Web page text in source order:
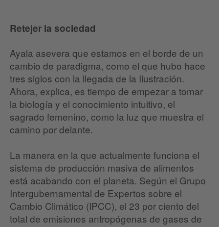
Retejer la sociedad
Ayala asevera que estamos en el borde de un
cambio de paradigma, como el que hubo hace
tres siglos con la llegada de la Ilustración.
Ahora, explica, es tiempo de empezar a tomar
la biología y el conocimiento intuitivo, el
sagrado femenino, como la luz que muestra el
camino por delante.
La manera en la que actualmente funciona el
sistema de producción masiva de alimentos
está acabando con el planeta. Según el Grupo
Intergubernamental de Expertos sobre el
Cambio Climático (IPCC), el 23 por ciento del
total de emisiones antropógenas de gases de